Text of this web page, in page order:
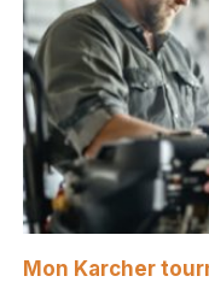
Mon Karcher